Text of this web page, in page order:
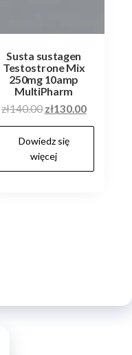
Susta sustagen
Testostrone Mix
250mg 10amp
MultiPharm
zł140.00 Pierwotna
cena
wynosiła:
zł140.00.
zł130.00Aktualna
cena
Dowiedz się
więcej